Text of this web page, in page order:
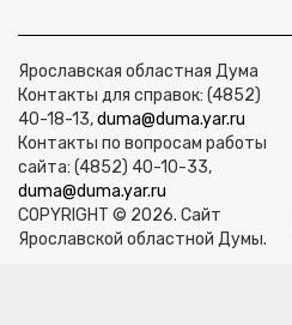
Ярославская областная Дума
Контакты для справок: (4852)
40-18-13,duma@duma.yar.ru
Контакты по вопросам работы
сайта: (4852) 40-10-33,
duma@duma.yar.ru
COPYRIGHT © 2026. Сайт
Ярославской областной Думы.